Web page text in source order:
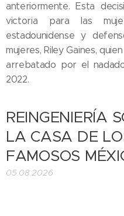
anteriormente. Esta
victoria para las
estadounidense y
mujeres, Riley Gaines,
arrebatado por el
2022.
REINGENIERÍA
LA CASA DE
FAMOSOS
05.08.2026